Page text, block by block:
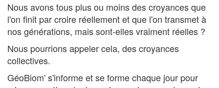
Nous avons tous plus ou moins des croyances que
l'on finit par croire réellement et que l'on transmet à
nos générations, mais sont-elles vraiment réelles ?
Nous pourrions appeler cela, des croyances
collectives.
GéoBiom' s'informe et se forme chaque jour pour